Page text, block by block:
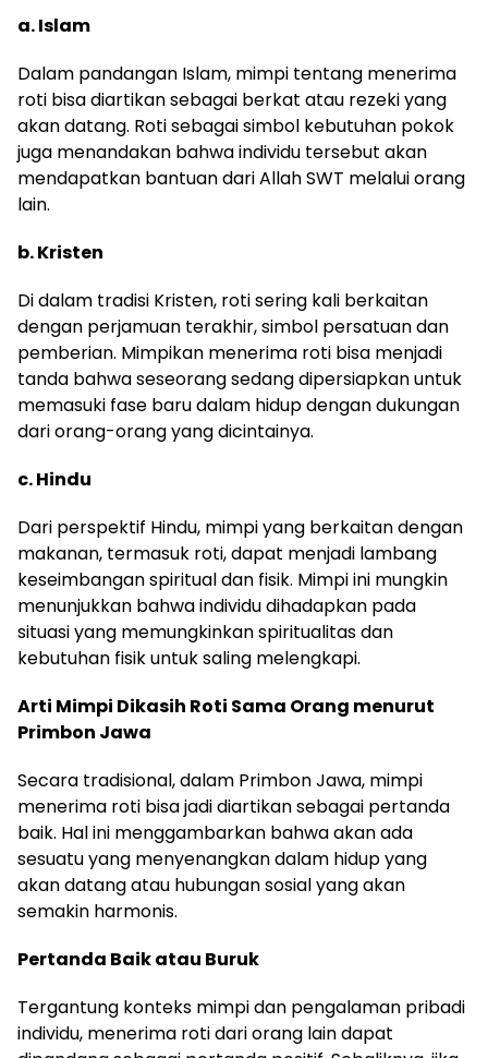
a. Islam
Dalam pandangan Islam, mimpi tentang menerima
roti bisa diartikan sebagai berkat atau rezeki yang
akan datang. Roti sebagai simbol kebutuhan pokok
juga menandakan bahwa individu tersebut akan
mendapatkan bantuan dari Allah SWT melalui orang
lain.
b. Kristen
Di dalam tradisi Kristen, roti sering kali berkaitan
dengan perjamuan terakhir, simbol persatuan dan
pemberian. Mimpikan menerima roti bisa menjadi
tanda bahwa seseorang sedang dipersiapkan untuk
memasuki fase baru dalam hidup dengan dukungan
dari orang-orang yang dicintainya.
c. Hindu
Dari perspektif Hindu, mimpi yang berkaitan dengan
makanan, termasuk roti, dapat menjadi lambang
keseimbangan spiritual dan fisik. Mimpi ini mungkin
menunjukkan bahwa individu dihadapkan pada
situasi yang memungkinkan spiritualitas dan
kebutuhan fisik untuk saling melengkapi.
Arti Mimpi Dikasih Roti Sama Orang menurut
Primbon Jawa
Secara tradisional, dalam Primbon Jawa, mimpi
menerima roti bisa jadi diartikan sebagai pertanda
baik. Hal ini menggambarkan bahwa akan ada
sesuatu yang menyenangkan dalam hidup yang
akan datang atau hubungan sosial yang akan
semakin harmonis.
Pertanda Baik atau Buruk
Tergantung konteks mimpi dan pengalaman pribadi
individu, menerima roti dari orang lain dapat